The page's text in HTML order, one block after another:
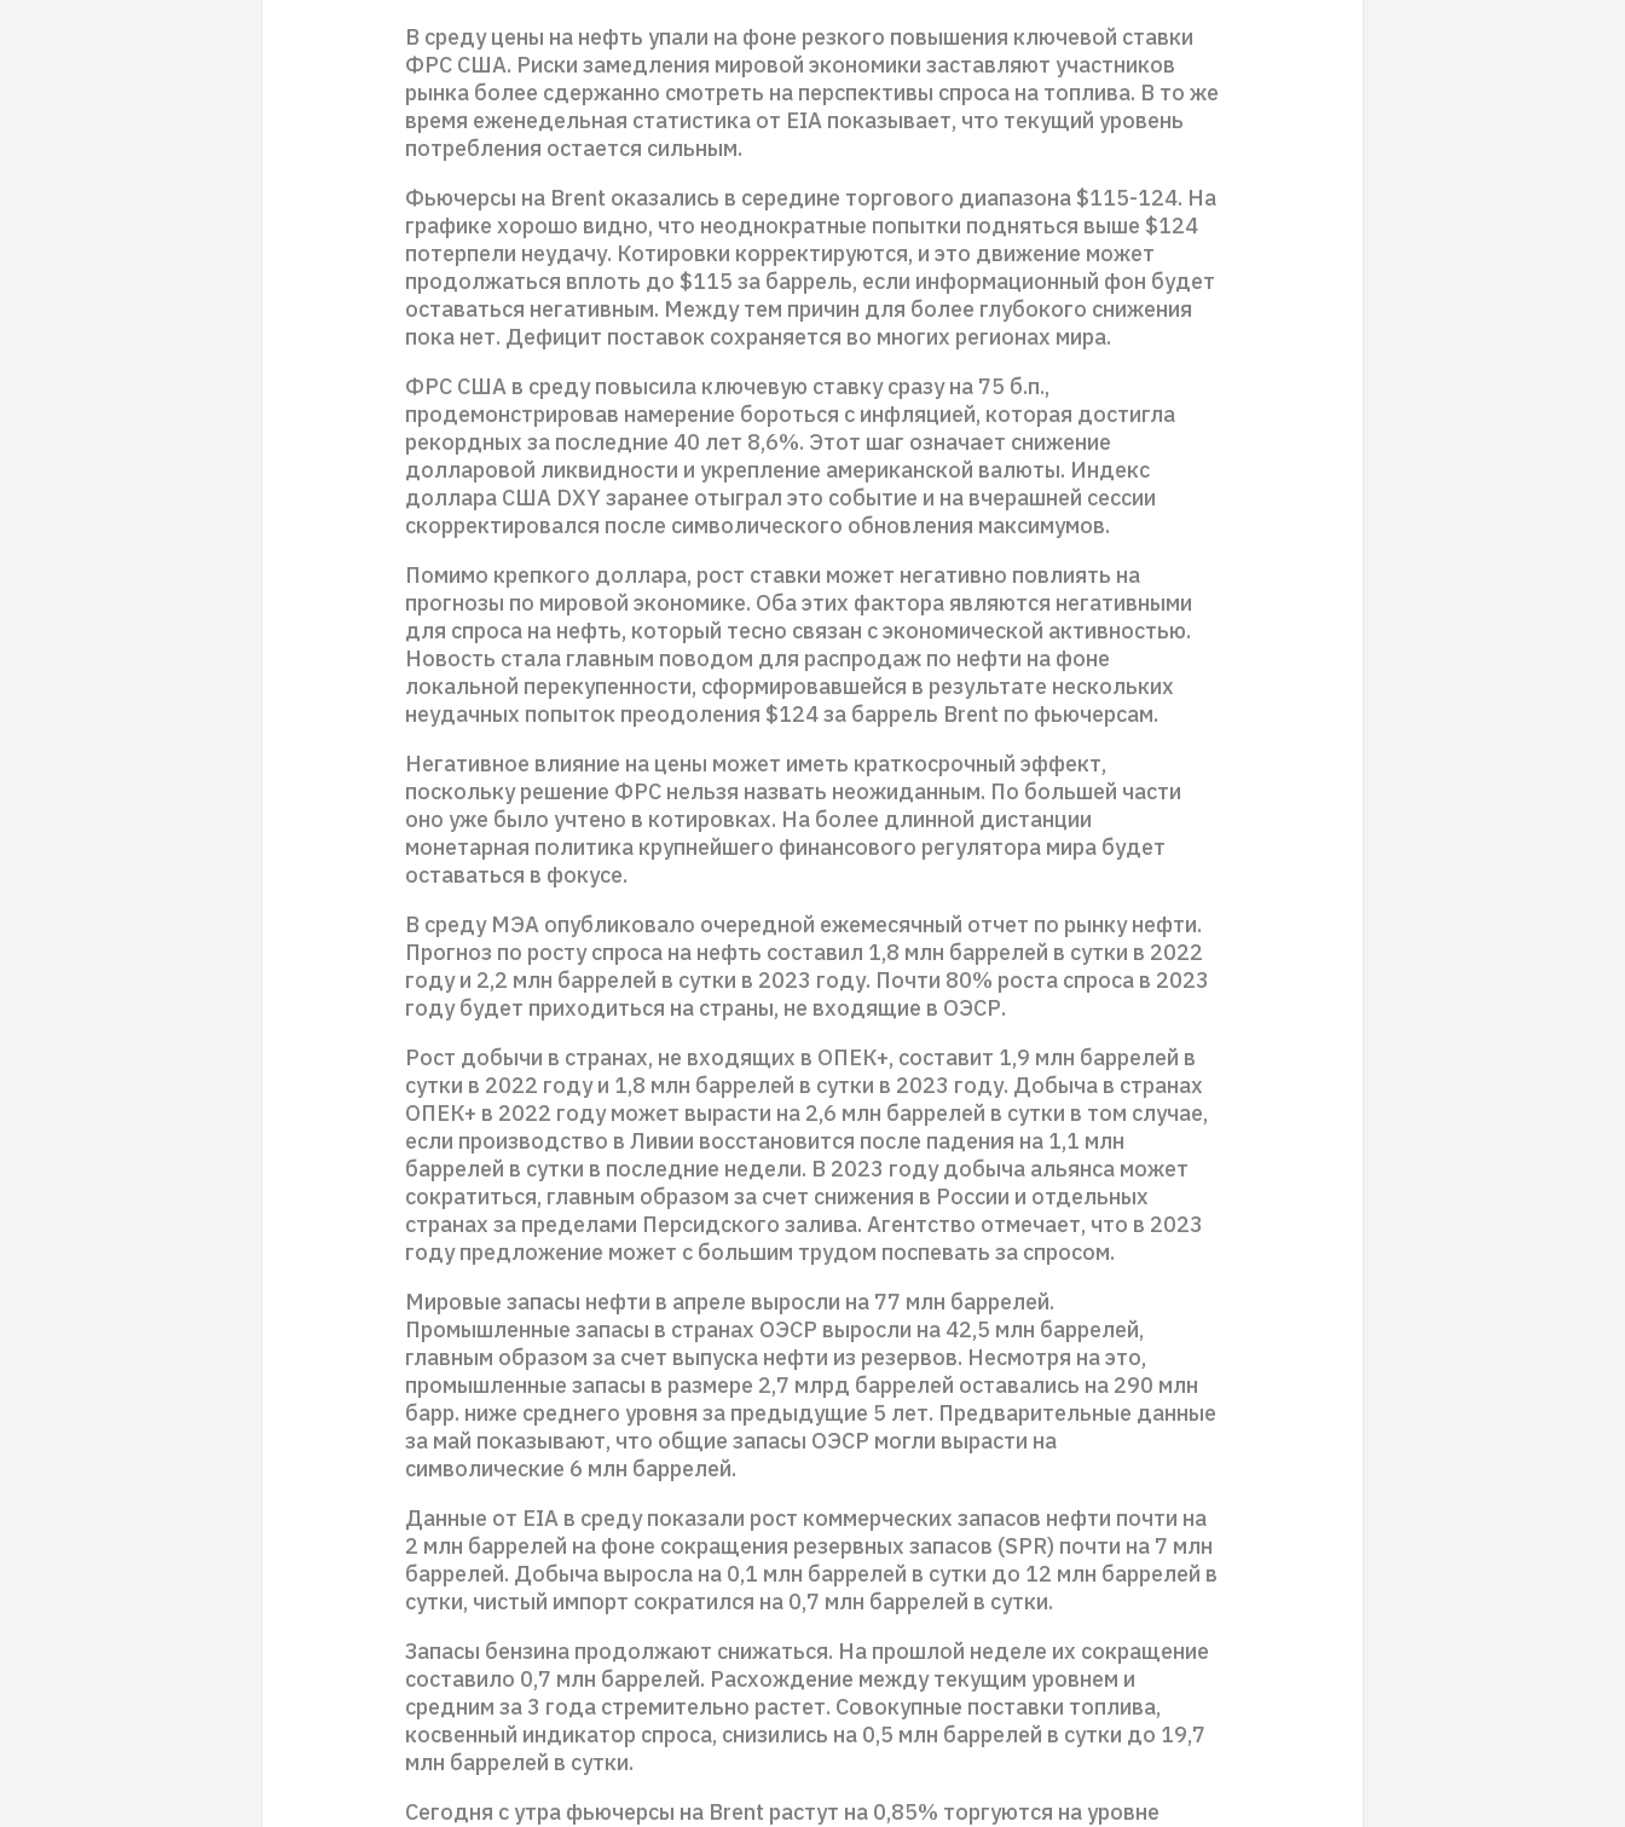
В среду цены на нефть упали на фоне резкого повышения ключевой ставки
ФРС США. Риски замедления мировой экономики заставляют участников
рынка более сдержанно смотреть на перспективы спроса на топлива. В то же
время еженедельная статистика от EIA показывает, что текущий уровень
потребления остается сильным.
Фьючерсы на Brent оказались в середине торгового диапазона $115-124. На
графике хорошо видно, что неоднократные попытки подняться выше $124
потерпели неудачу. Котировки корректируются, и это движение может
продолжаться вплоть до $115 за баррель, если информационный фон будет
оставаться негативным. Между тем причин для более глубокого снижения
пока нет. Дефицит поставок сохраняется во многих регионах мира.
ФРС США в среду повысила ключевую ставку сразу на 75 б.п.,
продемонстрировав намерение бороться с инфляцией, которая достигла
рекордных за последние 40 лет 8,6%. Этот шаг означает снижение
долларовой ликвидности и укрепление американской валюты. Индекс
доллара США DXY заранее отыграл это событие и на вчерашней сессии
скорректировался после символического обновления максимумов.
Помимо крепкого доллара, рост ставки может негативно повлиять на
прогнозы по мировой экономике. Оба этих фактора являются негативными
для спроса на нефть, который тесно связан с экономической активностью.
Новость стала главным поводом для распродаж по нефти на фоне
локальной перекупенности, сформировавшейся в результате нескольких
неудачных попыток преодоления $124 за баррель Brent по фьючерсам.
Негативное влияние на цены может иметь краткосрочный эффект,
поскольку решение ФРС нельзя назвать неожиданным. По большей части
оно уже было учтено в котировках. На более длинной дистанции
монетарная политика крупнейшего финансового регулятора мира будет
оставаться в фокусе.
В среду МЭА опубликовало очередной ежемесячный отчет по рынку нефти.
Прогноз по росту спроса на нефть составил 1,8 млн баррелей в сутки в 2022
году и 2,2 млн баррелей в сутки в 2023 году. Почти 80% роста спроса в 2023
году будет приходиться на страны, не входящие в ОЭСР.
Рост добычи в странах, не входящих в ОПЕК+, составит 1,9 млн баррелей в
сутки в 2022 году и 1,8 млн баррелей в сутки в 2023 году. Добыча в странах
ОПЕК+ в 2022 году может вырасти на 2,6 млн баррелей в сутки в том случае,
если производство в Ливии восстановится после падения на 1,1 млн
баррелей в сутки в последние недели. В 2023 году добыча альянса может
сократиться, главным образом за счет снижения в России и отдельных
странах за пределами Персидского залива. Агентство отмечает, что в 2023
году предложение может с большим трудом поспевать за спросом.
Мировые запасы нефти в апреле выросли на 77 млн баррелей.
Промышленные запасы в странах ОЭСР выросли на 42,5 млн баррелей,
главным образом за счет выпуска нефти из резервов. Несмотря на это,
промышленные запасы в размере 2,7 млрд баррелей оставались на 290 млн
барр. ниже среднего уровня за предыдущие 5 лет. Предварительные данные
за май показывают, что общие запасы ОЭСР могли вырасти на
символические 6 млн баррелей.
Данные от EIA в среду показали рост коммерческих запасов нефти почти на
2 млн баррелей на фоне сокращения резервных запасов (SPR) почти на 7 млн
баррелей. Добыча выросла на 0,1 млн баррелей в сутки до 12 млн баррелей в
сутки, чистый импорт сократился на 0,7 млн баррелей в сутки.
Запасы бензина продолжают снижаться. На прошлой неделе их сокращение
составило 0,7 млн баррелей. Расхождение между текущим уровнем и
средним за 3 года стремительно растет. Совокупные поставки топлива,
косвенный индикатор спроса, снизились на 0,5 млн баррелей в сутки до 19,7
млн баррелей в сутки.
Сегодня с утра фьючерсы на Brent растут на 0,85% торгуются на уровне